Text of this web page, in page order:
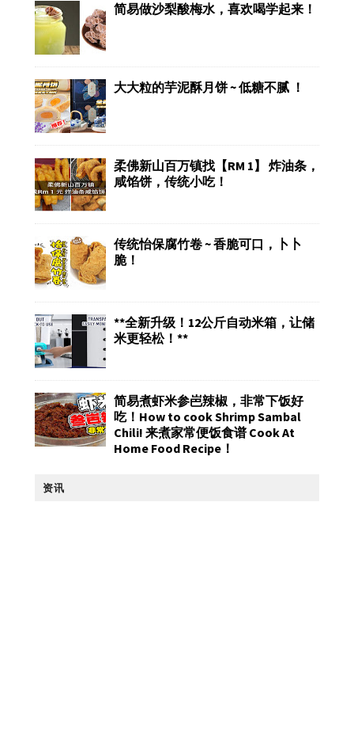
简易做沙梨酸梅水，喜欢喝学起来！
大大粒的芋泥酥月饼 ~ 低糖不腻 ！
柔佛新山百万镇找【RM 1】 炸油条，
咸馅饼，传统小吃！
传统怡保腐竹卷 ~ 香脆可口，卜卜
脆！
**全新升级！12公斤自动米箱，让储
米更轻松！**
简易煮虾米参岜辣椒，非常下饭好
吃！How to cook Shrimp Sambal
Chili! 来煮家常便饭食谱 Cook At
Home Food Recipe！
资讯